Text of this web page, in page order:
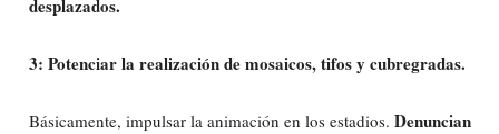
desplazados.
3: Potenciar la realización de mosaicos, tifos y cubregradas.
Básicamente, impulsar la animación en los estadios. Denuncian